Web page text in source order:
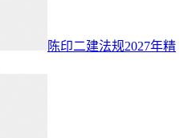
陈印二建法规2027年精